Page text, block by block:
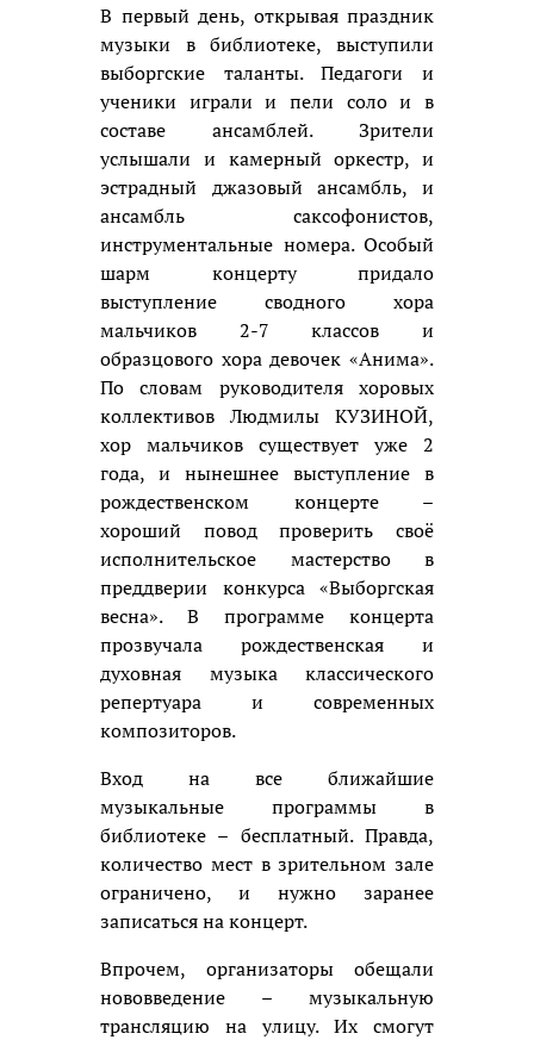
В первый день, открывая праздник
музыки в библиотеке, выступили
выборгские таланты. Педагоги и
ученики играли и пели соло и в
составе ансамблей. Зрители
услышали и камерный оркестр, и
эстрадный джазовый ансамбль, и
ансамбль саксофонистов,
инструментальные номера. Особый
шарм концерту придало
выступление сводного хора
мальчиков 2-7 классов и
образцового хора девочек «Анима».
По словам руководителя хоровых
коллективов Людмилы КУЗИНОЙ,
хор мальчиков существует уже 2
года, и нынешнее выступление в
рождественском концерте –
хороший повод проверить своё
исполнительское мастерство в
преддверии конкурса «Выборгская
весна». В программе концерта
прозвучала рождественская и
духовная музыка классического
репертуара и современных
композиторов.
Вход на все ближайшие
музыкальные программы в
библиотеке – бесплатный. Правда,
количество мест в зрительном зале
ограничено, и нужно заранее
записаться на концерт.
Впрочем, организаторы обещали
нововведение – музыкальную
трансляцию на улицу. Их смогут